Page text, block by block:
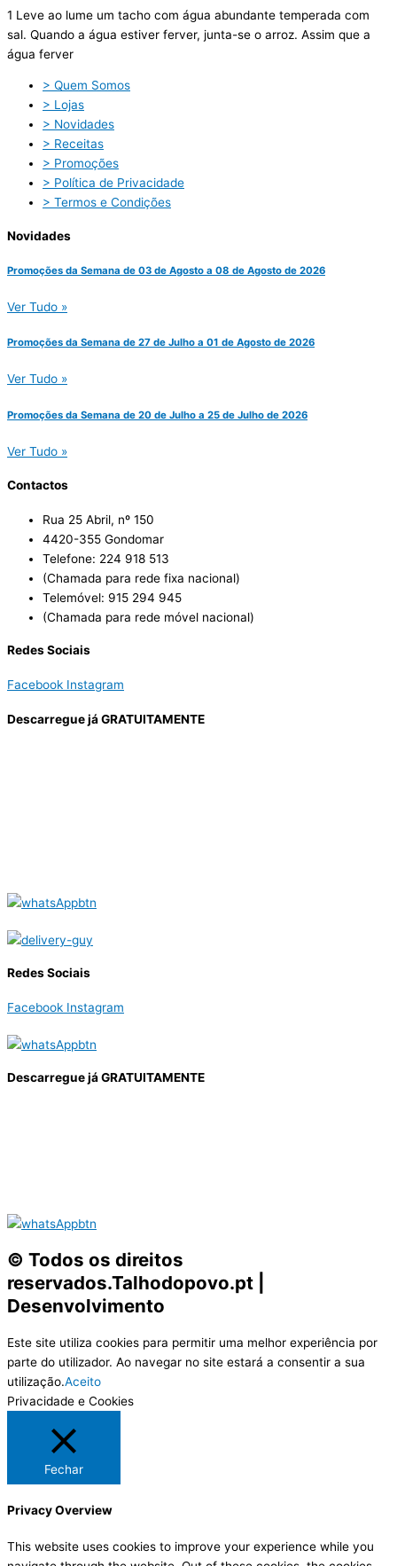
1 Leve ao lume um tacho com água abundante temperada com
sal. Quando a água estiver ferver, junta-se o arroz. Assim que a
água ferver
> Quem Somos
> Lojas
> Novidades
> Receitas
> Promoções
> Política de Privacidade
> Termos e Condições
Novidades
Promoções da Semana de 03 de Agosto a 08 de Agosto de 2026
Ver Tudo »
Promoções da Semana de 27 de Julho a 01 de Agosto de 2026
Ver Tudo »
Promoções da Semana de 20 de Julho a 25 de Julho de 2026
Ver Tudo »
Contactos
Rua 25 Abril, nº 150
4420-355 Gondomar
Telefone: 224 918 513
(Chamada para rede fixa nacional)
Telemóvel: 915 294 945
(Chamada para rede móvel nacional)
Redes Sociais
Facebook Instagram
Descarregue já GRATUITAMENTE
Redes Sociais
Facebook Instagram
Descarregue já GRATUITAMENTE
© Todos os direitos
reservados.Talhodopovo.pt |
Desenvolvimento
Este site utiliza cookies para permitir uma melhor experiência por
parte do utilizador. Ao navegar no site estará a consentir a sua
utilização.Aceito
Privacidade e Cookies
Fechar
Privacy Overview
This website uses cookies to improve your experience while you